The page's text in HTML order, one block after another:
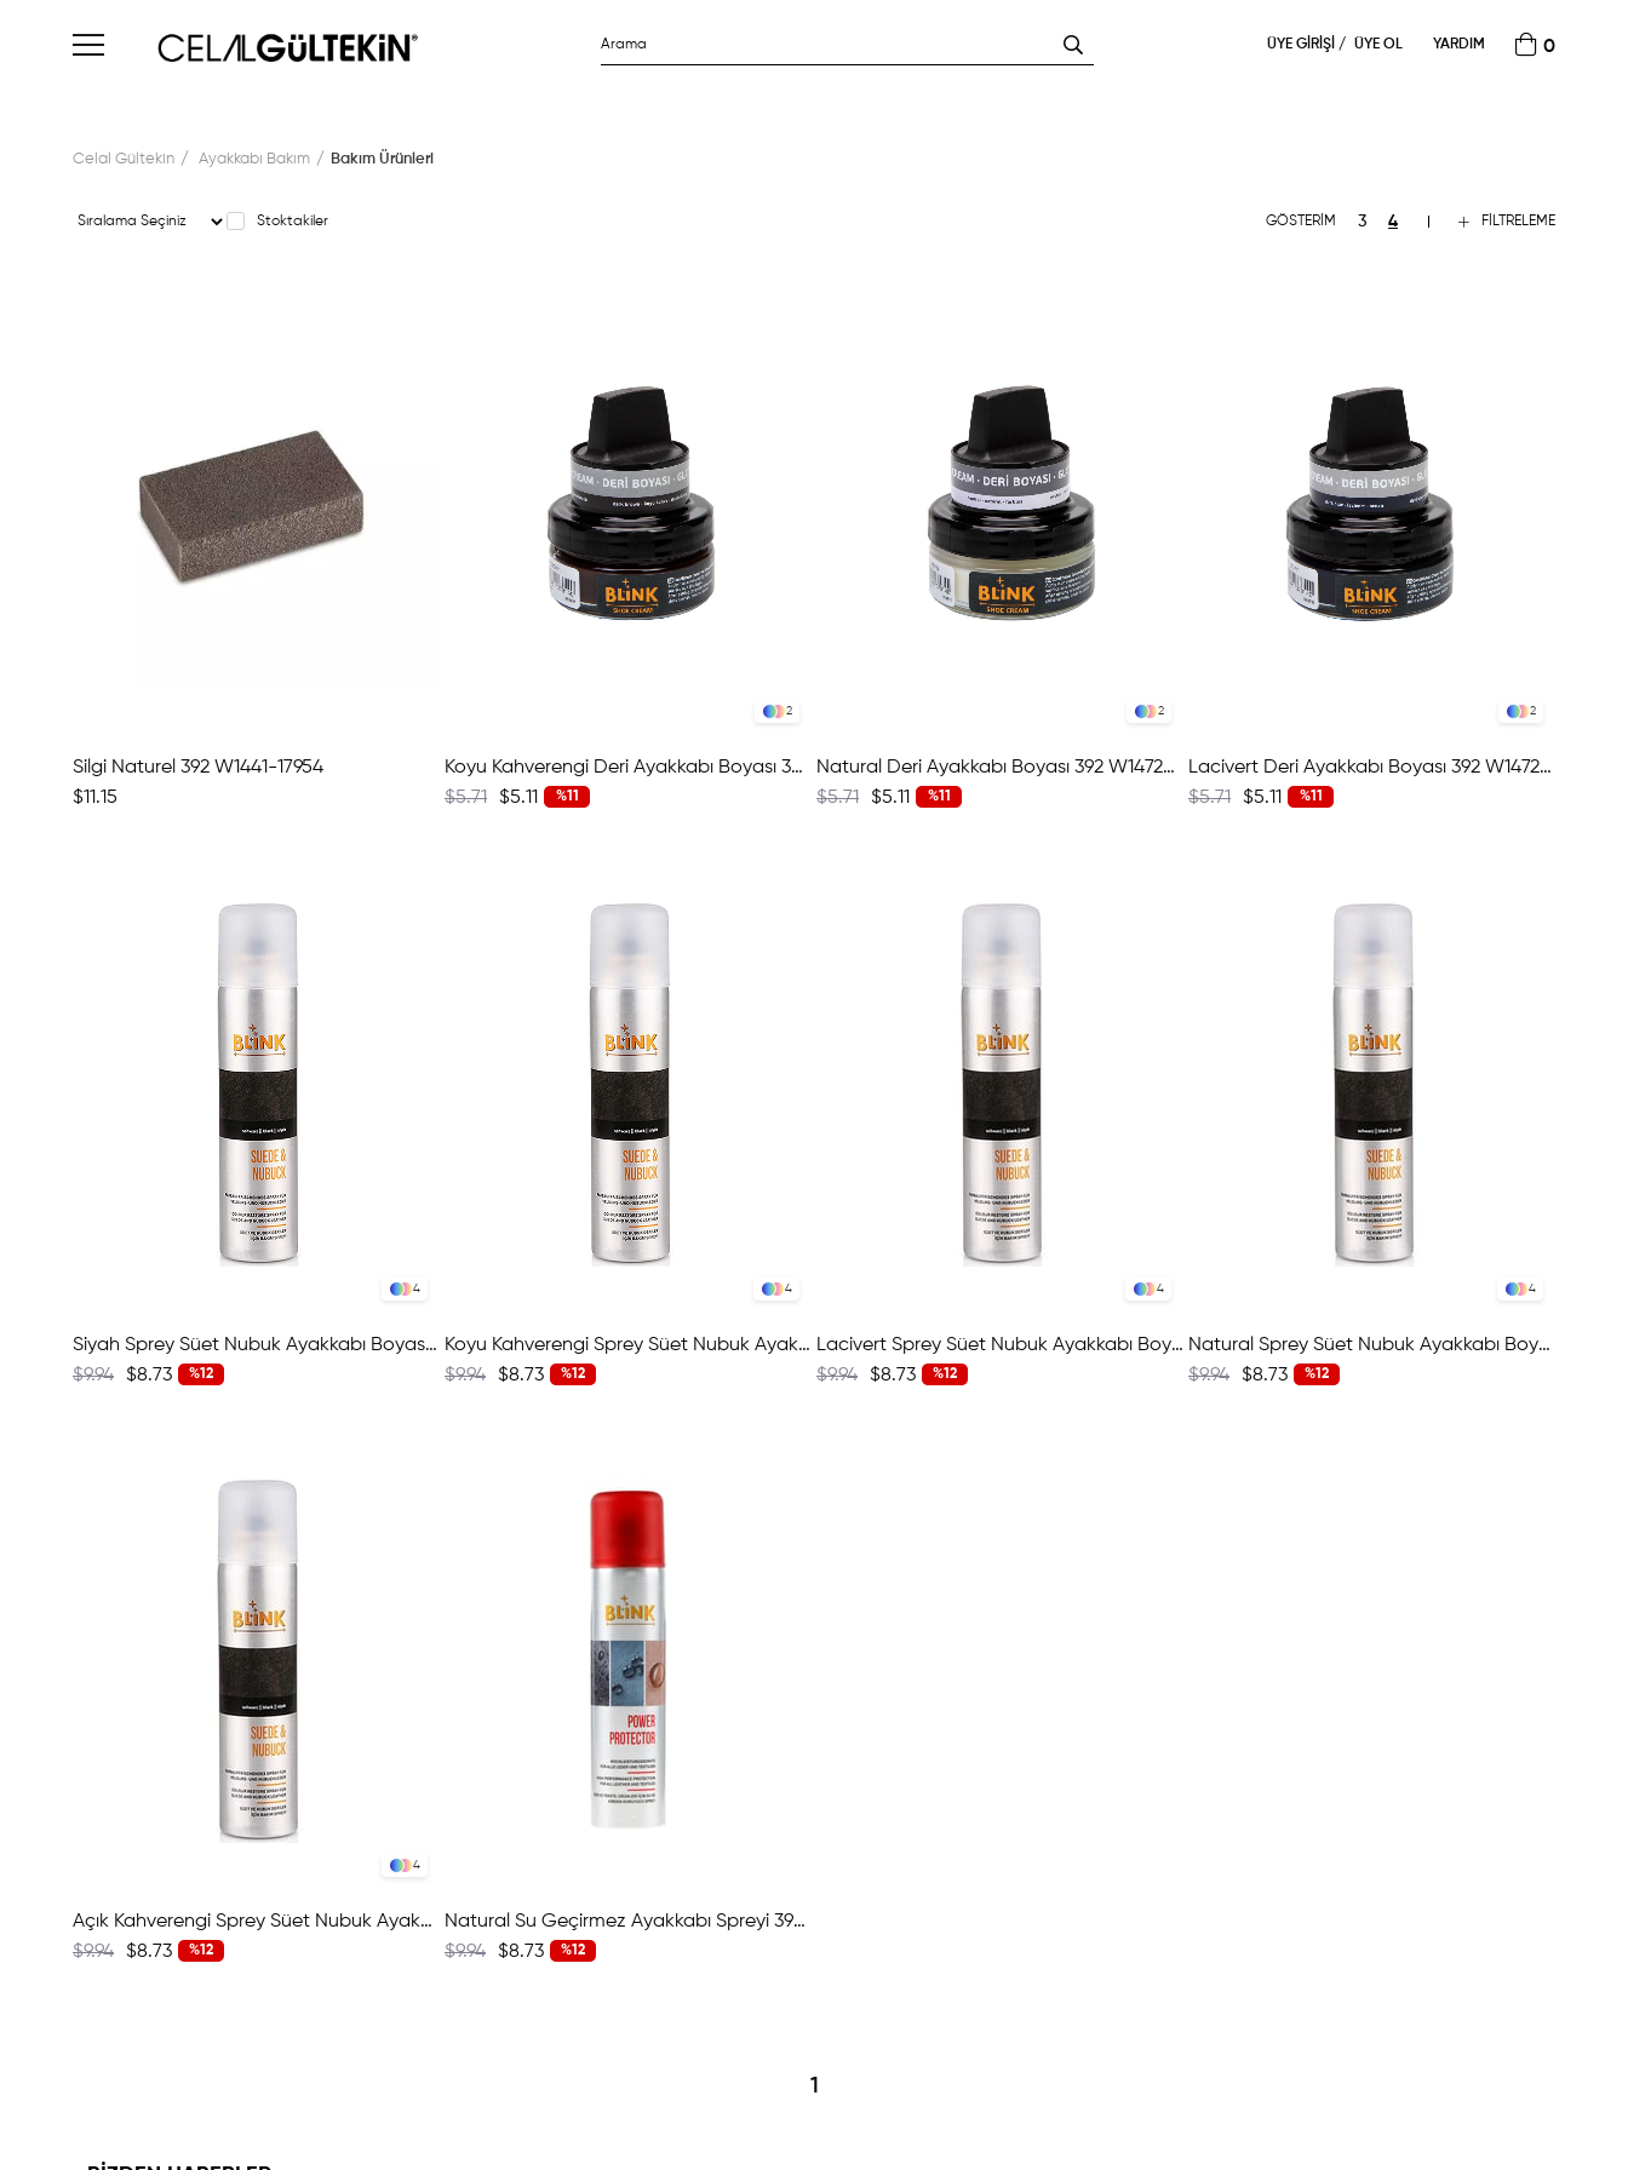
0
YARDIM
ÜYE GIRIŞI ÜYE OL
Celal Gültekin Ayakkabı Bakım Bakım Ürünleri
Stoktakiler FILTRELEME
Silgi Naturel 392 W1441-17954
$11.15
2
Koyu Kahverengi Deri Ayakkabı Boyası 392 W1472-16772
%11
$5.11
$5.71
2
Natural Deri Ayakkabı Boyası 392 W1472-17954
%11
$5.11
$5.71
2
Lacivert Deri Ayakkabı Boyası 392 W1472-18143
%11
$5.11
$5.71
4
Siyah Sprey Süet Nubuk Ayakkabı Boyası 392 W1524-1
%12
$8.73
$9.94
4
Koyu Kahverengi Sprey Süet Nubuk Ayakkabı Boyası 392 W1524-16772
%12
$8.73
$9.94
4
Lacivert Sprey Süet Nubuk Ayakkabı Boyası 392 W1524-17533
%12
$8.73
$9.94
4
Natural Sprey Süet Nubuk Ayakkabı Boyası 392 W1524-17954
%12
$8.73
$9.94
4
Açık Kahverengi Sprey Süet Nubuk Ayakkabı Boyası 392 W1524-18032
%12
$8.73
$9.94
Natural Su Geçirmez Ayakkabı Spreyi 392 W1528-17954
%12
$8.73
$9.94
1